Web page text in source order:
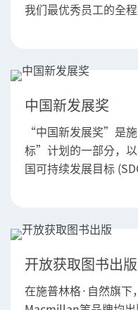
我们最优秀员工的全
中国新发展奖
“中国新发展奖”是
标”计划的一部分，
国可持续发展目标
开放获取图书出版
在施普林格·自然旗